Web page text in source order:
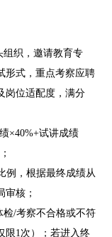
织，邀请教育专
形式，重点考察应聘
岗位适配度，满分
×40%+试讲成绩
，根据最终成绩从
核；
/考察不合格或不符
限1次）；若进入终